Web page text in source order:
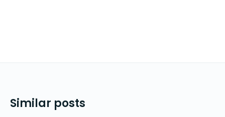
Similar posts